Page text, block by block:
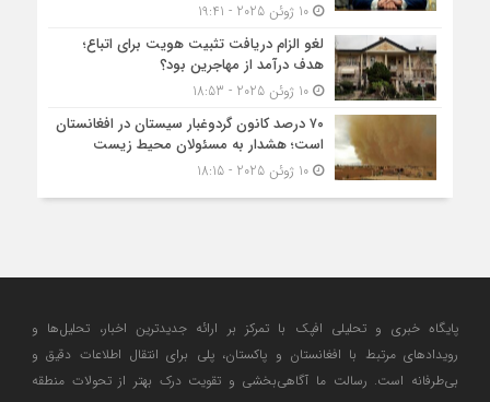
10 ژوئن 2025 - 19:41
لغو الزام دریافت تثبیت هویت برای اتباع؛
هدف درآمد از مهاجرین بود؟
10 ژوئن 2025 - 18:53
۷۰ درصد کانون گردوغبار سیستان در افغانستان
است؛ هشدار به مسئولان محیط زیست
10 ژوئن 2025 - 18:15
پایگاه خبری و تحلیلی افپک با تمرکز بر ارائه جدیدترین اخبار، تحلیل‌ها و
رویدادهای مرتبط با افغانستان و پاکستان، پلی برای انتقال اطلاعات دقیق و
بی‌طرفانه است. رسالت ما آگاهی‌بخشی و تقویت درک بهتر از تحولات منطقه